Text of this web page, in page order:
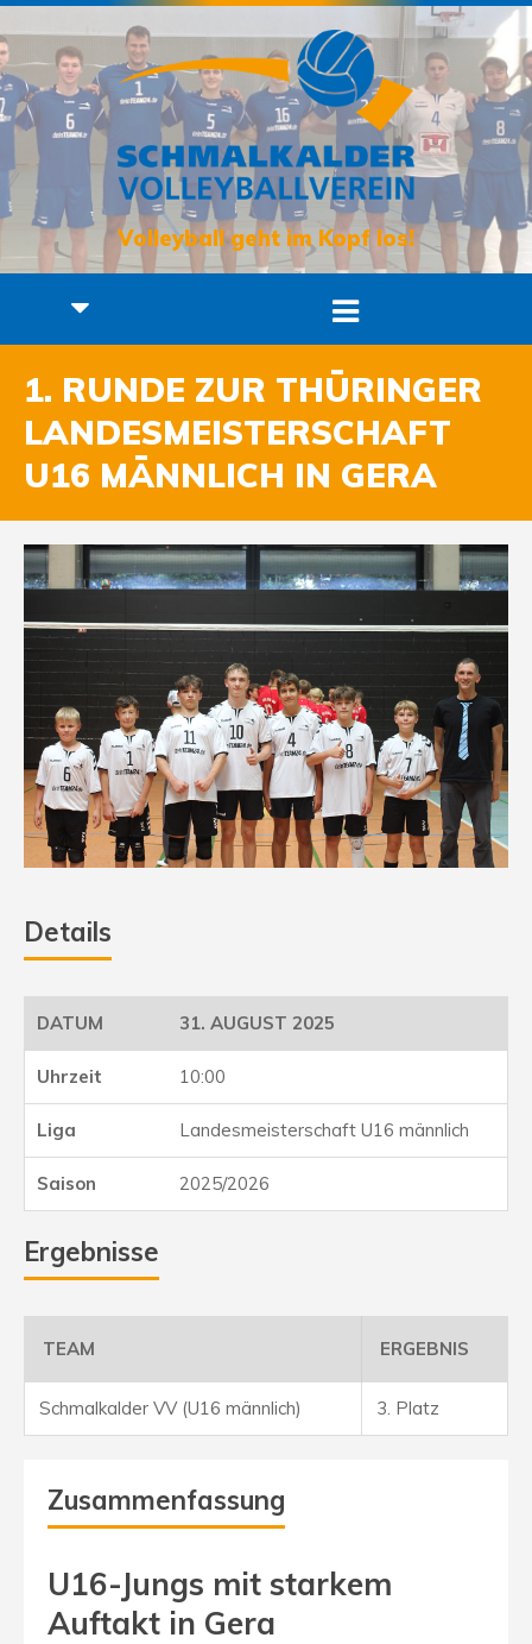
Volleyball geht im Kopf los!
1. RUNDE ZUR THÜRINGER
LANDESMEISTERSCHAFT
U16 MÄNNLICH IN GERA
Details
31. AUGUST 2025
10:00
Landesmeisterschaft U16 männlich
2025/2026
Ergebnisse
TEAM ERGEBNIS
Schmalkalder VV (U16 männlich) 3. Platz
Zusammenfassung
U16-Jungs mit starkem
Auftakt in Gera